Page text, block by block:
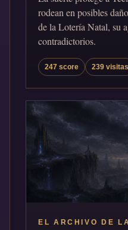
rodean en posibles
de la Lotería Natal, su
contradictorios.
247 score 239 visitas
EL ARCHIVO DE